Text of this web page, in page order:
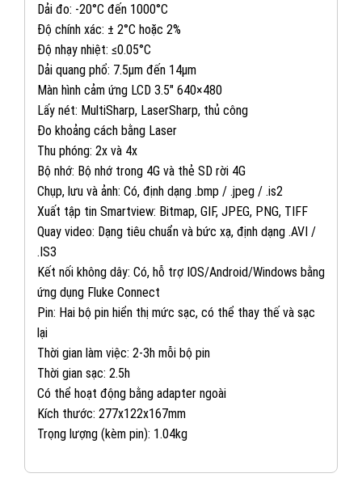
Dải đo: -20°C đến 1000°C
Độ chính xác: ± 2°C hoặc 2%
Độ nhạy nhiệt: ≤0.05°C
Dải quang phổ: 7.5μm đến 14μm
Màn hình cảm ứng LCD 3.5″ 640×480
Lấy nét: MultiSharp, LaserSharp, thủ công
Đo khoảng cách bằng Laser
Thu phóng: 2x và 4x
Bộ nhớ: Bộ nhớ trong 4G và thẻ SD rời 4G
Chụp, lưu và ảnh: Có, định dạng .bmp / .jpeg / .is2
Xuất tập tin Smartview: Bitmap, GIF, JPEG, PNG, TIFF
Quay video: Dạng tiêu chuẩn và bức xạ, định dạng .AVI /
.IS3
Kết nối không dây: Có, hỗ trợ IOS/Android/Windows bằng
ứng dụng Fluke Connect
Pin: Hai bộ pin hiển thị mức sạc, có thể thay thế và sạc
lại
Thời gian làm việc: 2-3h mỗi bộ pin
Thời gian sạc: 2.5h
Có thể hoạt động bằng adapter ngoài
Kích thước: 277x122x167mm
Trọng lượng (kèm pin): 1.04kg
KINH DOANH 1: